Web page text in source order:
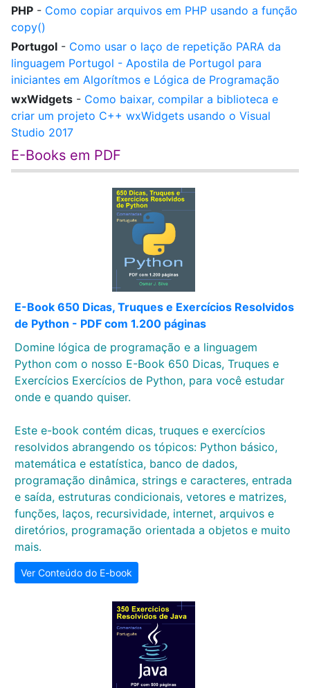
PHP - Como copiar arquivos em PHP usando a função
copy()
Portugol - Como usar o laço de repetição PARA da
linguagem Portugol - Apostila de Portugol para
iniciantes em Algorítmos e Lógica de Programação
wxWidgets - Como baixar, compilar a biblioteca e
criar um projeto C++ wxWidgets usando o Visual
Studio 2017
E-Books em PDF
E-Book 650 Dicas, Truques e Exercícios Resolvidos
de Python - PDF com 1.200 páginas
Domine lógica de programação e a linguagem
Python com o nosso E-Book 650 Dicas, Truques e
Exercícios Exercícios de Python, para você estudar
onde e quando quiser.
Este e-book contém dicas, truques e exercícios
resolvidos abrangendo os tópicos: Python básico,
matemática e estatística, banco de dados,
programação dinâmica, strings e caracteres, entrada
e saída, estruturas condicionais, vetores e matrizes,
funções, laços, recursividade, internet, arquivos e
diretórios, programação orientada a objetos e muito
mais.
Ver Conteúdo do E-book